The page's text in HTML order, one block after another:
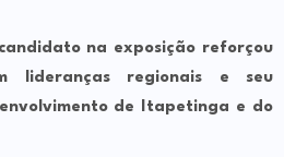
na exposição reforçou
lideranças regionais e seu
de Itapetinga e do